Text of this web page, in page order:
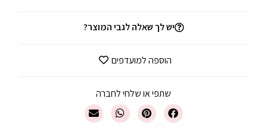
יש לך שאלה לגבי המוצר?
הוספה למועדפים
שתפי או שלחי לחברה